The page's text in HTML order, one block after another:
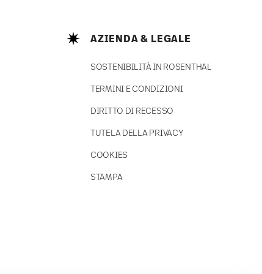
AZIENDA & LEGALE
SOSTENIBILITÀ IN ROSENTHAL
TERMINI E CONDIZIONI
DIRITTO DI RECESSO
TUTELA DELLA PRIVACY
COOKIES
STAMPA